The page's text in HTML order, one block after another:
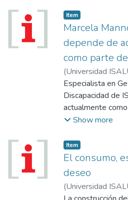
resulta
mortalidad
incompleta de la
sufrimiento”
muerte prematura,
duro, un insumo
planificador. En
uno de los
pública y a las
exposición del
Trasplantes de la
Peña.
Item
Marcela
depende de
como parte
(Universidad
Marcelo
Especialista en
Discapacidad de
actualmente
de Inclusión de
rehabilitación es
que la inclusión
de una
diversidad”, explica.
Show more
Item
El consumo,
deseo
(Universidad